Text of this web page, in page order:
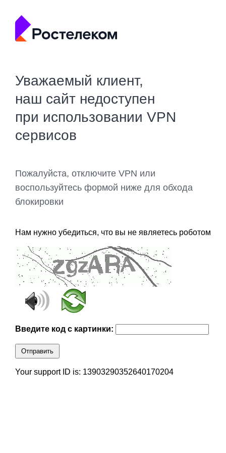
Уважаемый клиент,
наш сайт недоступен
при использовании VPN
сервисов
Пожалуйста, отключите VPN или
воспользуйтесь формой ниже для обхода
блокировки
Нам нужно убедиться, что вы не являетесь роботом
Введите код с картинки:
Отправить
Your support ID is: 13903290352640170204